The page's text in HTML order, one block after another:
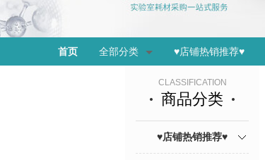
首页 全部分类 ♥店铺热销推荐♥
CLASSIFICATION
商品分类
♥店铺热销推荐♥